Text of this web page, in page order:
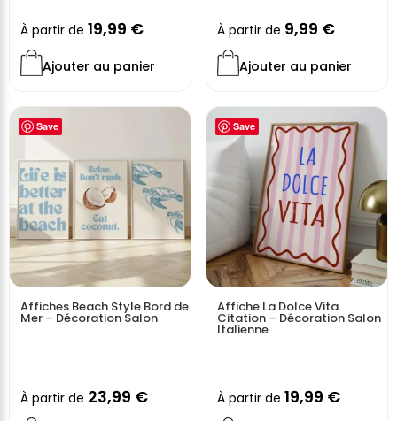
À partir de 19,99 €
Ajouter au panier
À partir de 9,99 €
Ajouter au panier
Save
Affiches Beach Style Bord de
Mer – Décoration Salon
À partir de 23,99 €
Save
Affiche La Dolce Vita
Citation – Décoration Salon
Italienne
À partir de 19,99 €